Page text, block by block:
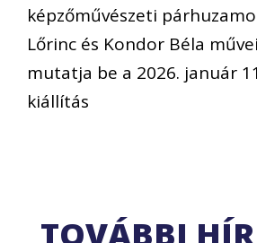
képzőművészeti
Lőrinc és Kondor Béla
mutatja be a 2026. január
kiállítás